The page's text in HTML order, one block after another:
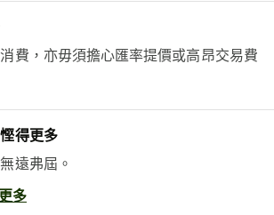
費，亦毋須擔心匯率提價或高昂交易費
得更多
遠弗屆。
多